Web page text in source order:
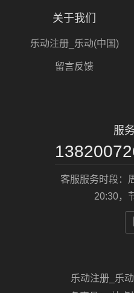
关于我们
乐动注册_乐动(中国)
留言反馈
服
客服服务时段：
20:30，
乐动注册_乐